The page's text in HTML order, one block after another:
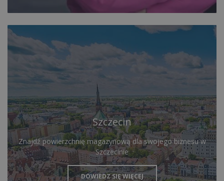
Szczecin
Znajdź powierzchnię magazynową dla swojego biznesu w
Szczecinie
DOWIEDZ SIĘ WIĘCEJ